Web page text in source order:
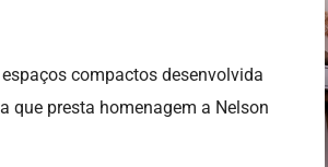
compactos desenvolvida
que presta homenagem a Nelson